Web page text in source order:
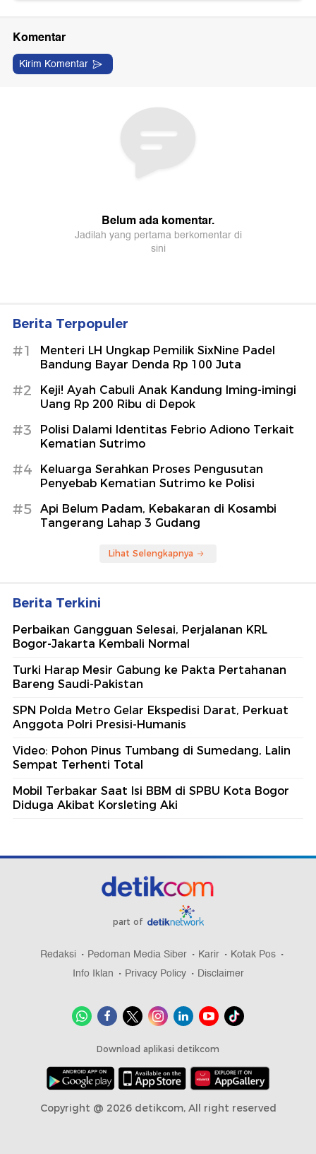
Berita Terpopuler
#1
Menteri LH Ungkap Pemilik SixNine Padel
Bandung Bayar Denda Rp 100 Juta
#2
Keji! Ayah Cabuli Anak Kandung Iming-imingi
Uang Rp 200 Ribu di Depok
#3
Polisi Dalami Identitas Febrio Adiono Terkait
Kematian Sutrimo
#4
Keluarga Serahkan Proses Pengusutan
Penyebab Kematian Sutrimo ke Polisi
#5
Api Belum Padam, Kebakaran di Kosambi
Tangerang Lahap 3 Gudang
Lihat Selengkapnya
Berita Terkini
Perbaikan Gangguan Selesai, Perjalanan KRL
Bogor-Jakarta Kembali Normal
Turki Harap Mesir Gabung ke Pakta Pertahanan
Bareng Saudi-Pakistan
SPN Polda Metro Gelar Ekspedisi Darat, Perkuat
Anggota Polri Presisi-Humanis
Video: Pohon Pinus Tumbang di Sumedang, Lalin
Sempat Terhenti Total
Mobil Terbakar Saat Isi BBM di SPBU Kota Bogor
Diduga Akibat Korsleting Aki
part of
Redaksi Pedoman Media Siber Karir
Kotak Pos
Info Iklan
Privacy Policy Disclaimer
Download aplikasi detikcom
Copyright @ 2026 detikcom, All right reserved